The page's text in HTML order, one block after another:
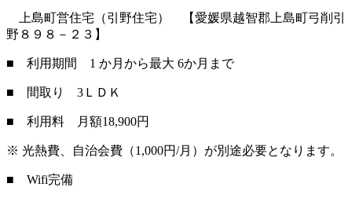
上島町営住宅（引野住宅） 【愛媛県越智郡上島町弓削引
野８９８－２３】
■ 利用期間 1 か月から最大 6か月まで
■ 間取り 3ＬＤＫ
■ 利用料 月額18,900円
※ 光熱費、自治会費（1,000円/月）が別途必要となります。
■ Wifi完備